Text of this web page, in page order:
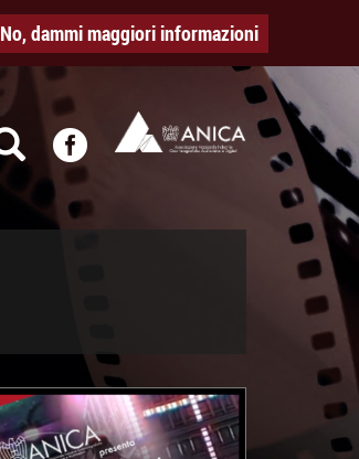
No, dammi maggiori informazioni